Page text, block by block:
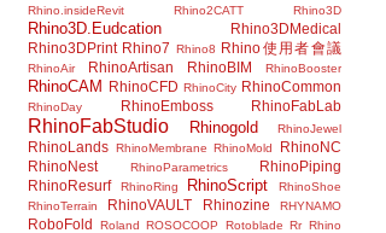
Rhino.insideRevit Rhino2CATT Rhino3D
Rhino3D.Eudcation
Rhino3DMedical
Rhino3DPrint Rhino7 Rhino8 Rhino使用者會議
RhinoAir RhinoArtisan RhinoBIM RhinoBooster
RhinoCAM RhinoCFD RhinoCity RhinoCommon
RhinoDay RhinoEmboss RhinoFabLab
RhinoFabStudio Rhinogold RhinoJewel
RhinoLands RhinoMembrane RhinoMold
RhinoNC
RhinoNest
RhinoParametrics
RhinoPiping
RhinoResurf
RhinoRing RhinoScript
RhinoShoe
RhinoTerrain
RhinoVAULT Rhinozine RHYNAMO
RoboFold Roland ROSOCOOP Rotoblade Rr Rhino